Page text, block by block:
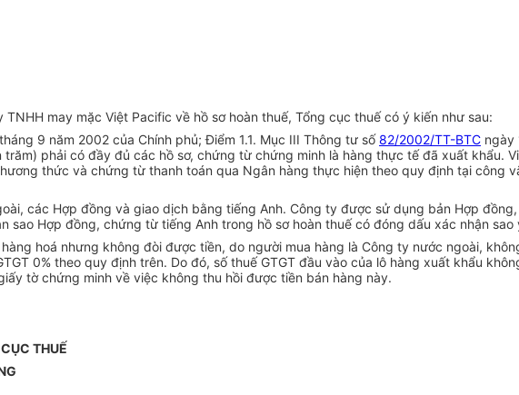
may mặc Việt Pacific về hồ sơ hoàn thuế, Tổng cục thuế có ý kiến như sau:
9 năm 2002 của Chính phủ; Điểm 1.1. Mục III Thông tư số82/2002/TT-BTC ngày
phải có đầy đủ các hồ sơ, chứng từ chứng minh là hàng thực tế đã xuất khẩu.
thức và chứng từ thanh toán qua Ngân hàng thực hiện theo quy định tại công
các Hợp đồng và giao dịch bằng tiếng Anh. Công ty được sử dụng bản Hợp
sao Hợp đồng, chứng từ tiếng Anh trong hồ sơ hoàn thuế có đóng dấu xác nhận
hoá nhưng không đòi được tiền, do người mua hàng là Công ty nước ngoài,
0% theo quy định trên. Do đó, số thuế GTGT đầu vào của lô hàng xuất khẩu
tờ chứng minh về việc không thu hồi được tiền bán hàng này.
THUẾ